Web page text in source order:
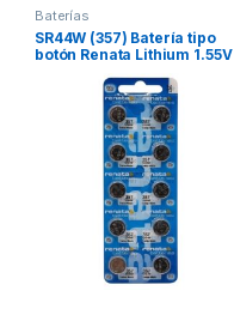
Baterías
SR44W (357) Batería tipo
botón Renata Lithium 1.55V
electrónicos diversos